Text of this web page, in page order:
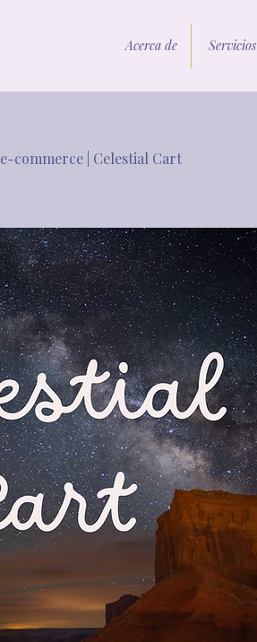
Acerca de Servicios
e-commerce | Celestial Cart